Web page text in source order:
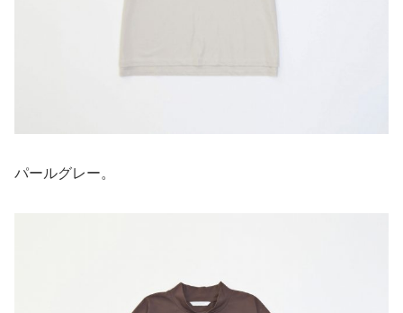
パールグレー。